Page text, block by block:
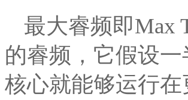
最大睿频即Max
的睿频，它假设
核心就能够运行